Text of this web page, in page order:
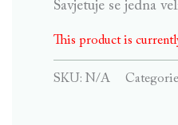
Savjetuje se jedna
This product is
SKU:N/A